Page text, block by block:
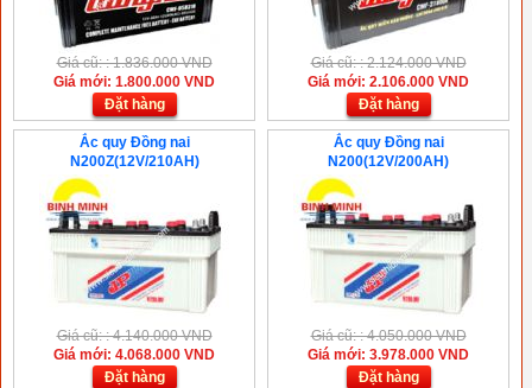
Giá cũ: : 1.836.000 VND
Giá mới: 1.800.000 VND
Đặt hàng
Giá cũ: : 2.124.000 VND
Giá mới: 2.106.000 VND
Đặt hàng
Ắc quy Đồng nai
N200Z(12V/210AH)
Giá cũ: : 4.140.000 VND
Giá mới: 4.068.000 VND
Đặt hàng
Ắc quy Đồng nai
N200(12V/200AH)
Giá cũ: : 4.050.000 VND
Giá mới: 3.978.000 VND
Đặt hàng